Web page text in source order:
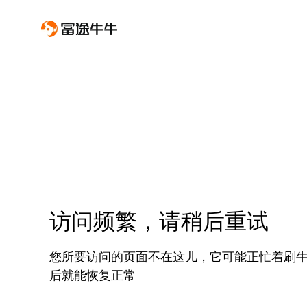
访问频繁，请稍后重试
您所要访问的页面不在这儿，它可能正忙着刷
后就能恢复正常